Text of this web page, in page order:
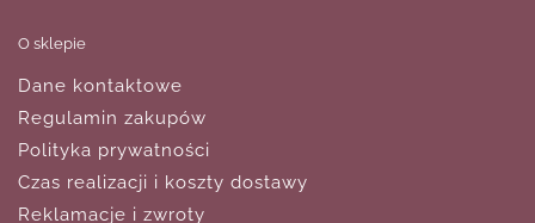
O sklepie
Dane kontaktowe
Regulamin zakupów
Polityka prywatności
Czas realizacji i koszty dostawy
Reklamacje i zwroty